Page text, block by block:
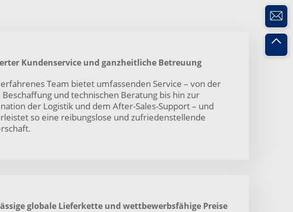
Kundenservice und ganzheitliche Betreuung
Team bietet umfassenden Service – von der
und technischen Beratung bis hin zur
der Logistik und dem After-Sales-Support – und
so eine reibungslose und zufriedenstellende
globale Lieferkette und wettbewerbsfähige Preise